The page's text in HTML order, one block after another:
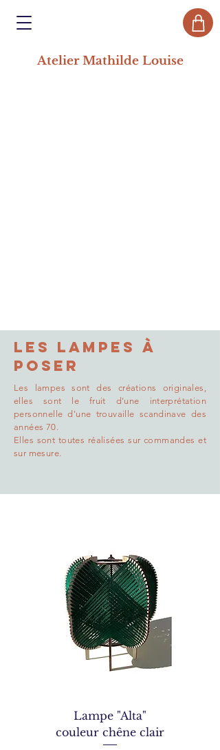
Atelier Mathilde Louise
Les lampes à
poser
Les lampes sont des créations originales,
elles sont le fruit d'une interprétation
personnelle d'une trouvaille scandinave des
années 70.
Elles sont toutes réalisées sur commandes et
sur mesure.
Lampe "Alta"
couleur chêne clair